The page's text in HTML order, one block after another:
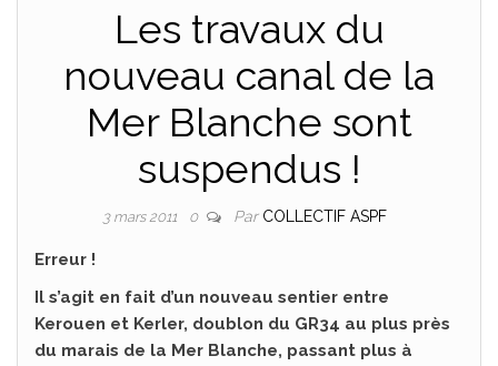
Les travaux du
nouveau canal de la
Mer Blanche sont
suspendus !
3 mars 2011 0 Par COLLECTIF ASPF
Erreur !
Il s’agit en fait d’un nouveau sentier entre
Kerouen et Kerler, doublon du GR34 au plus près
du marais de la Mer Blanche, passant plus à